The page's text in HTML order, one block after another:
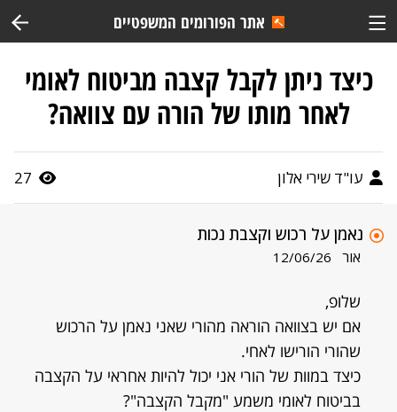
אתר הפורומים המשפטיים
כיצד ניתן לקבל קצבה מביטוח לאומי
לאחר מותו של הורה עם צוואה?
עו"ד שירי אלון 27
נאמן על רכוש וקצבת נכות
אור 12/06/26
שלופ,
אם יש בצוואה הוראה מהורי שאני נאמן על הרכוש
שהורי הורישו לאחי.
כיצד במוות של הורי אני יכול להיות אחראי על הקצבה
בביטוח לאומי משמע "מקבל הקצבה"?